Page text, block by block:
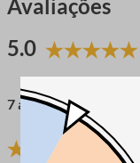
Avaliações
5.0
7 avaliações